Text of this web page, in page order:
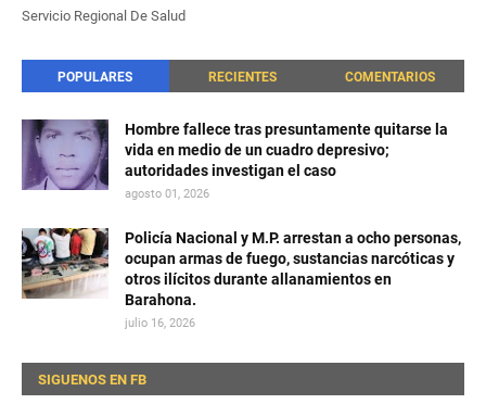
Servicio Regional De Salud
POPULARES RECIENTES COMENTARIOS
Hombre fallece tras presuntamente quitarse la
vida en medio de un cuadro depresivo;
autoridades investigan el caso
agosto 01, 2026
Policía Nacional y M.P. arrestan a ocho personas,
ocupan armas de fuego, sustancias narcóticas y
otros ilícitos durante allanamientos en
Barahona.
julio 16, 2026
SIGUENOS EN FB